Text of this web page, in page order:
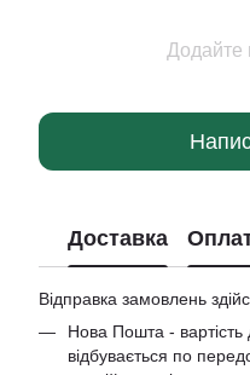
Додайте
Доставка
Відправка замовлень
Нова Пошта - вартість
відбувається по